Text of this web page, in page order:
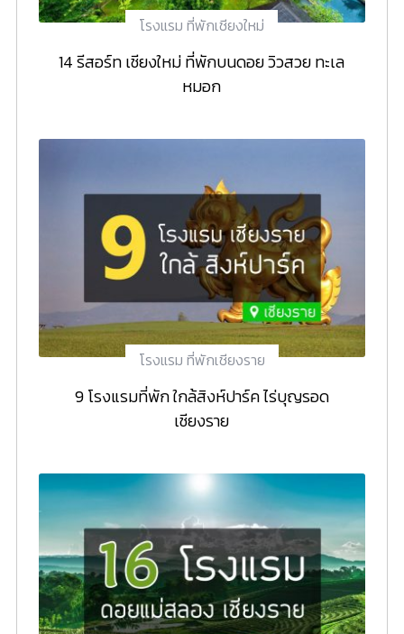
โรงแรม ที่พักเชียงใหม่
14 รีสอร์ท เชียงใหม่ ที่พักบนดอย วิวสวย ทะเล
หมอก
โรงแรม ที่พักเชียงราย
9 โรงแรมที่พัก ใกล้สิงห์ปาร์ค ไร่บุญรอด
เชียงราย